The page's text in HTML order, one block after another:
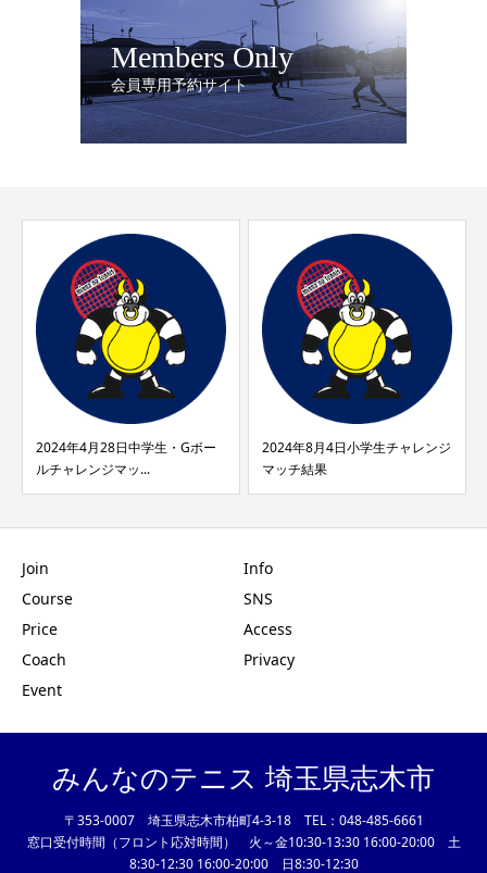
Members Only
会員専用予約サイト
2024年4月28日中学生・Gボー
ルチャレンジマッ...
2024年8月4日小学生チャレンジ
マッチ結果
Join
Course
Price
Coach
Event
Info
SNS
Access
Privacy
みんなのテニス 埼玉県志木市
〒353-0007 埼玉県志木市柏町4-3-18 TEL：048-485-6661
窓口受付時間（フロント応対時間） 火～金10:30-13:30 16:00-20:00 土
8:30-12:30 16:00-20:00 日8:30-12:30